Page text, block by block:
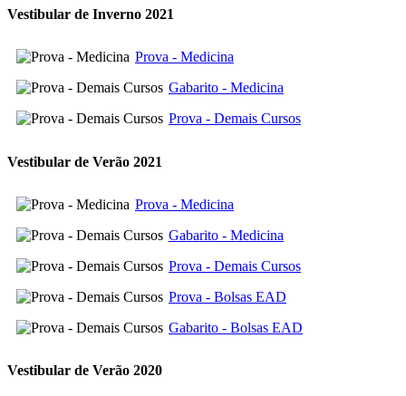
Vestibular de Inverno 2021
Prova - Medicina
Gabarito - Medicina
Prova - Demais Cursos
Vestibular de Verão 2021
Prova - Medicina
Gabarito - Medicina
Prova - Demais Cursos
Prova - Bolsas EAD
Gabarito - Bolsas EAD
Vestibular de Verão 2020